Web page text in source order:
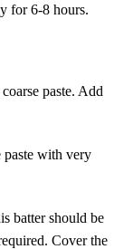
for6-8 hours.
paste. Add
paste with very
batter should be
Coverthe